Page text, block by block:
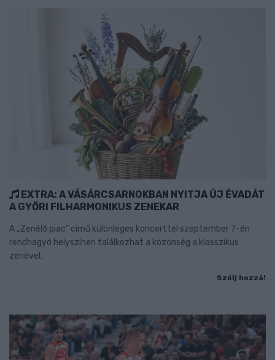
EXTRA: A VÁSÁRCSARNOKBAN NYITJA ÚJ ÉVADÁT
A GYŐRI FILHARMONIKUS ZENEKAR
A „Zenélő piac” című különleges koncerttel szeptember 7-én
rendhagyó helyszínen találkozhat a közönség a klasszikus
zenével.
Szólj hozzá!